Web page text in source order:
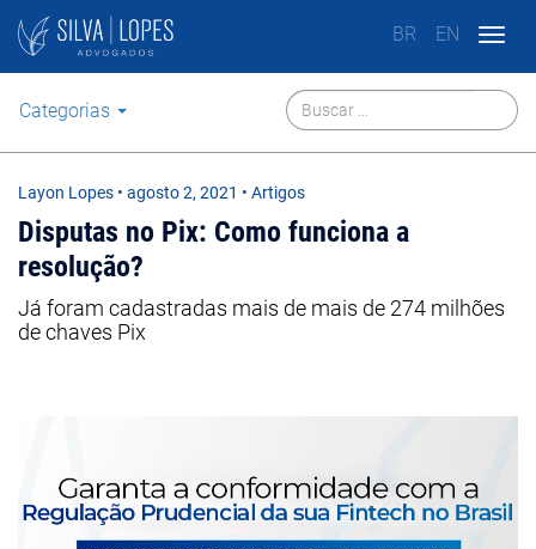
BR EN
Categorias
Layon Lopes • agosto 2, 2021 • Artigos
Disputas no Pix: Como funciona a
resolução?
Já foram cadastradas mais de mais de 274 milhões
de chaves Pix